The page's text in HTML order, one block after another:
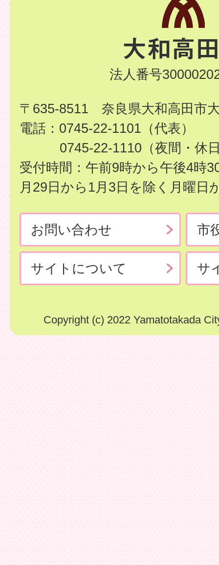
法人番号
〒635-8511 奈良県大和高田市
電話：0745-22-1101（代表）
0745-22-1110（夜間・休
受付時間：午前9時から午後4時
月29日から1月3日を除く月曜日
お問い合わせ 市
サイトについて サ
Copyright (c) 2022 Yamatotakada